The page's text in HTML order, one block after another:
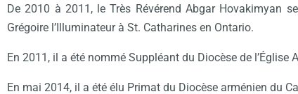
De 2010 à 2011, le Très Révérend Abgar Hovakimyan
Grégoire l’Illuminateur à St. Catharines en Ontario.
En 2011, il a été nommé Suppléant du Diocèse de l’Église
En mai 2014, il a été élu Primat du Diocèse arménien du